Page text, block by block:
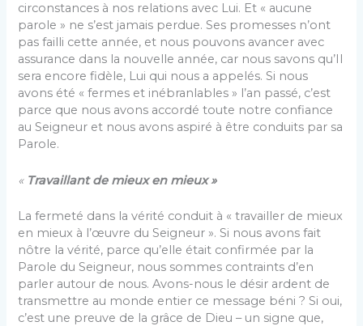
circonstances à nos relations avec Lui. Et « aucune
parole » ne s’est jamais perdue. Ses promesses n’ont
pas failli cette année, et nous pouvons avancer avec
assurance dans la nouvelle année, car nous savons qu’Il
sera encore fidèle, Lui qui nous a appelés. Si nous
avons été « fermes et inébranlables » l’an passé, c’est
parce que nous avons accordé toute notre confiance
au Seigneur et nous avons aspiré à être conduits par sa
Parole.
« Travaillant de mieux en mieux »
La fermeté dans la vérité conduit à « travailler de mieux
en mieux à l’œuvre du Seigneur ». Si nous avons fait
nôtre la vérité, parce qu’elle était confirmée par la
Parole du Seigneur, nous sommes contraints d’en
parler autour de nous. Avons-nous le désir ardent de
transmettre au monde entier ce message béni ? Si oui,
c’est une preuve de la grâce de Dieu – un signe que,